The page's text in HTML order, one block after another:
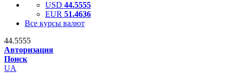
USD 44.5555
EUR 51.4636
Все курсы валют
44.5555
Авторизация
Поиск
UA